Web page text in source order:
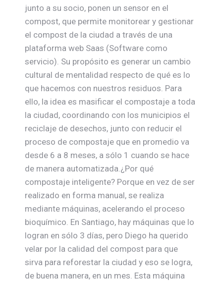
junto a su socio, ponen un sensor en el
compost, que permite monitorear y gestionar
el compost de la ciudad a través de una
plataforma web Saas (Software como
servicio). Su propósito es generar un cambio
cultural de mentalidad respecto de qué es lo
que hacemos con nuestros residuos. Para
ello, la idea es masificar el compostaje a toda
la ciudad, coordinando con los municipios el
reciclaje de desechos, junto con reducir el
proceso de compostaje que en promedio va
desde 6 a 8 meses, a sólo 1 cuando se hace
de manera automatizada.¿Por qué
compostaje inteligente? Porque en vez de ser
realizado en forma manual, se realiza
mediante máquinas, acelerando el proceso
bioquímico. En Santiago, hay máquinas que lo
logran en sólo 3 días, pero Diego ha querido
velar por la calidad del compost para que
sirva para reforestar la ciudad y eso se logra,
de buena manera, en un mes. Esta máquina